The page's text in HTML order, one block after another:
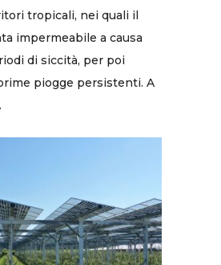
tropicali, nei quali il
impermeabile a causa
di siccità, per poi
piogge persistenti. A